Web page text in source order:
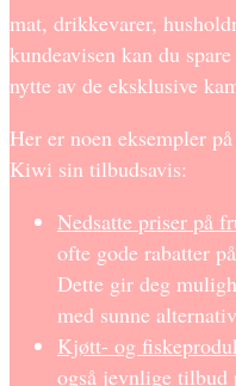
mat, drikkevarer,
kundeavisen kan du
nytte av de eksklusive
Her er noen eksempler
Kiwi sin tilbudsavis:
Nedsatte priser på
ofte gode rabatter
Dette gir deg
med sunne
Kjøtt- og
også jevnlige tilbud